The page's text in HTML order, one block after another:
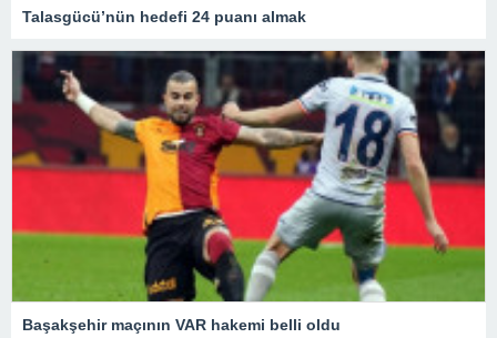
Talasgücü’nün hedefi 24 puanı almak
Başakşehir maçının VAR hakemi belli oldu